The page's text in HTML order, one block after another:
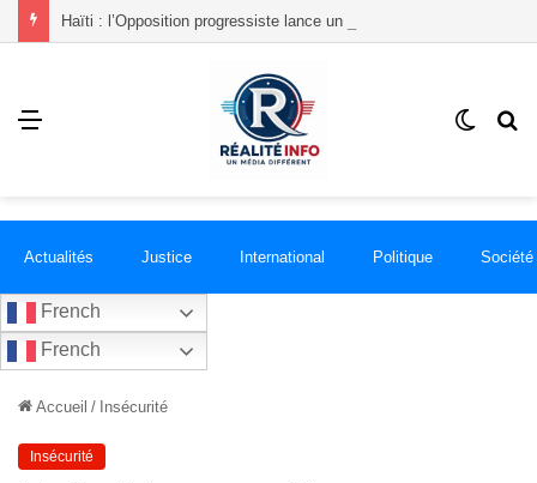
Menu
Switch
Actualités Justice International Politique Société
French
French
Accueil / Insécurité
Insécurité